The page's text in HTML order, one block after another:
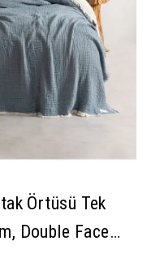
Örtüsü Tek
Double Face